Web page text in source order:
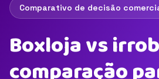
Comparativo de decisão
Boxloja vs
comparação